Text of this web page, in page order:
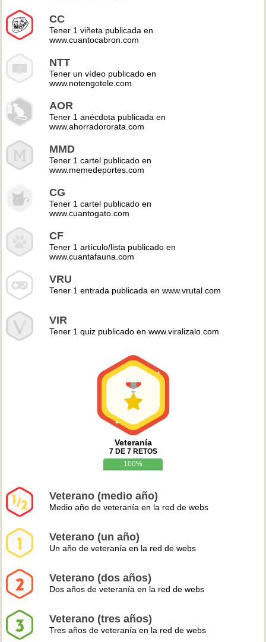
CC
Tener 1 viñeta publicada en
www.cuantocabron.com
NTT
Tener un vídeo publicado en
www.notengotele.com
AOR
Tener 1 anécdota publicada en
www.ahorradororata.com
MMD
Tener 1 cartel publicado en
www.memedeportes.com
CG
Tener 1 cartel publicado en
www.cuantogato.com
CF
Tener 1 artículo/lista publicado en
www.cuantafauna.com
VRU
Tener 1 entrada publicada en www.vrutal.com
VIR
Tener 1 quiz publicado en www.viralizalo.com
Veteranía
7 DE 7 RETOS
100%
Veterano (medio año)
Medio año de veteranía en la red de webs
Veterano (un año)
Un año de veteranía en la red de webs
Veterano (dos años)
Dos años de veteranía en la red de webs
Veterano (tres años)
Tres años de veteranía en la red de webs